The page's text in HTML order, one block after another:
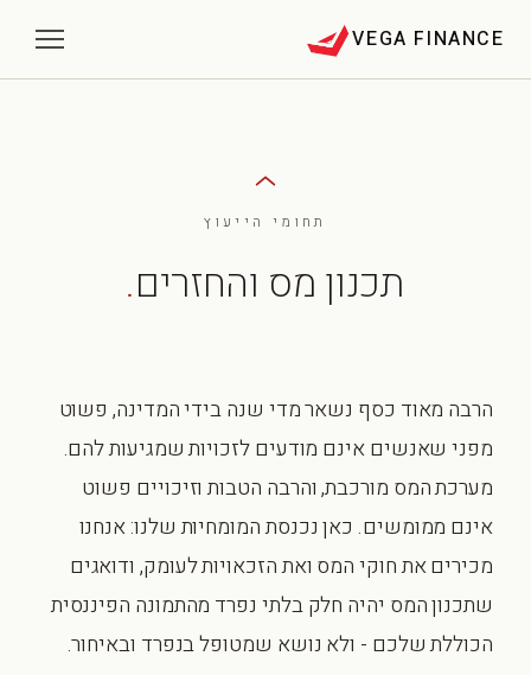
VEGA FINANCE
תחומי הייעוץ
תכנון מס והחזרים.
הרבה מאוד כסף נשאר מדי שנה בידי המדינה, פשוט
מפני שאנשים אינם מודעים לזכויות שמגיעות להם.
מערכת המס מורכבת, והרבה הטבות וזיכויים פשוט
אינם ממומשים. כאן נכנסת המומחיות שלנו: אנחנו
מכירים את חוקי המס ואת הזכאויות לעומק, ודואגים
שתכנון המס יהיה חלק בלתי נפרד מהתמונה הפיננסית
הכוללת שלכם - ולא נושא שמטופל בנפרד ובאיחור.